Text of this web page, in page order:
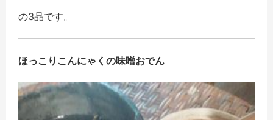
の3品です。
ほっこりこんにゃくの味噌おでん